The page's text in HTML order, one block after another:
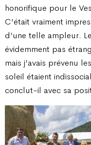
honorifique pour le
C’était vraiment
d’une telle ampleur.
évidemment pas
mais j’avais prévenu
soleil étaient
conclut-il avec sa